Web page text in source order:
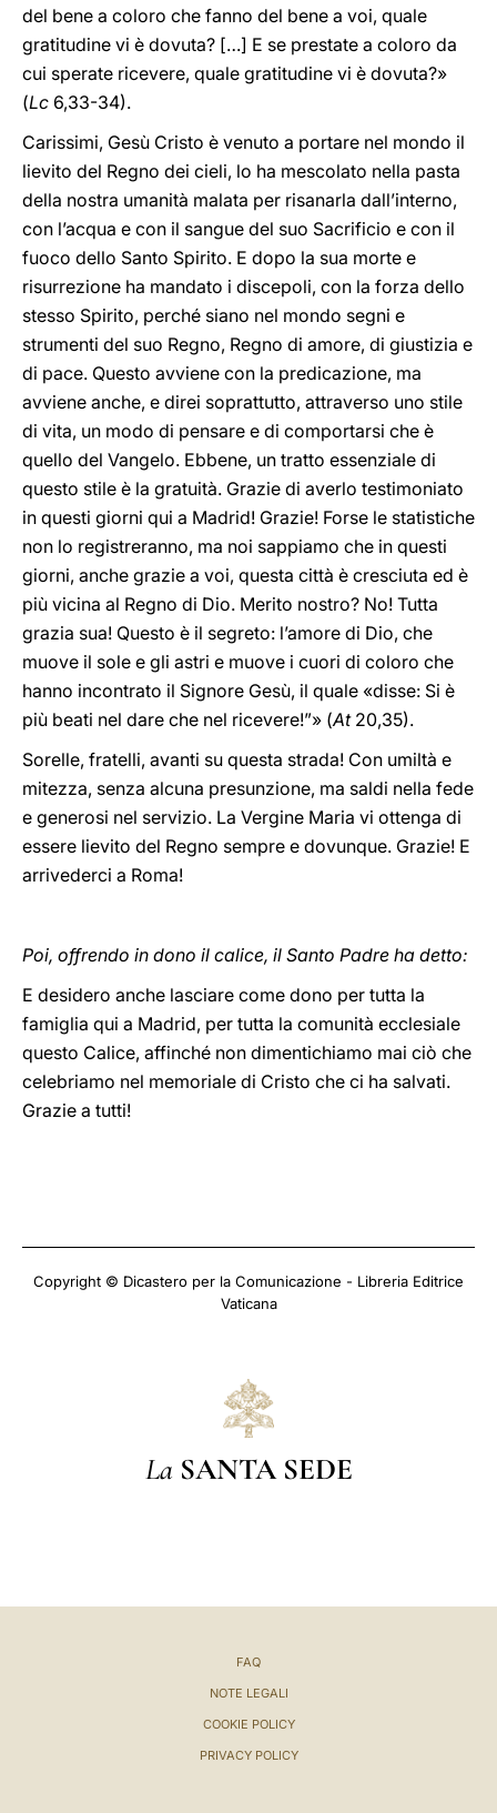
del bene a coloro che fanno del bene a voi, quale
gratitudine vi è dovuta? […] E se prestate a coloro da
cui sperate ricevere, quale gratitudine vi è dovuta?»
(Lc 6,33-34).
Carissimi, Gesù Cristo è venuto a portare nel mondo il
lievito del Regno dei cieli, lo ha mescolato nella pasta
della nostra umanità malata per risanarla dall’interno,
con l’acqua e con il sangue del suo Sacrificio e con il
fuoco dello Santo Spirito. E dopo la sua morte e
risurrezione ha mandato i discepoli, con la forza dello
stesso Spirito, perché siano nel mondo segni e
strumenti del suo Regno, Regno di amore, di giustizia e
di pace. Questo avviene con la predicazione, ma
avviene anche, e direi soprattutto, attraverso uno stile
di vita, un modo di pensare e di comportarsi che è
quello del Vangelo. Ebbene, un tratto essenziale di
questo stile è la gratuità. Grazie di averlo testimoniato
in questi giorni qui a Madrid! Grazie! Forse le statistiche
non lo registreranno, ma noi sappiamo che in questi
giorni, anche grazie a voi, questa città è cresciuta ed è
più vicina al Regno di Dio. Merito nostro? No! Tutta
grazia sua! Questo è il segreto: l’amore di Dio, che
muove il sole e gli astri e muove i cuori di coloro che
hanno incontrato il Signore Gesù, il quale «disse: Si è
più beati nel dare che nel ricevere!”» (At20,35).
Sorelle, fratelli, avanti su questa strada! Con umiltà e
mitezza, senza alcuna presunzione, ma saldi nella fede
e generosi nel servizio. La Vergine Maria vi ottenga di
essere lievito del Regno sempre e dovunque. Grazie! E
arrivederci a Roma!
Poi, offrendo in dono il calice, il Santo Padre ha detto:
E desidero anche lasciare come dono per tutta la
famiglia qui a Madrid, per tutta la comunità ecclesiale
questo Calice, affinché non dimentichiamo mai ciò che
celebriamo nel memoriale di Cristo che ci ha salvati.
Grazie a tutti!
Copyright © Dicastero per la Comunicazione - Libreria Editrice
Vaticana
La SANTA SEDE
FAQ
NOTE LEGALI
COOKIE POLICY
PRIVACY POLICY